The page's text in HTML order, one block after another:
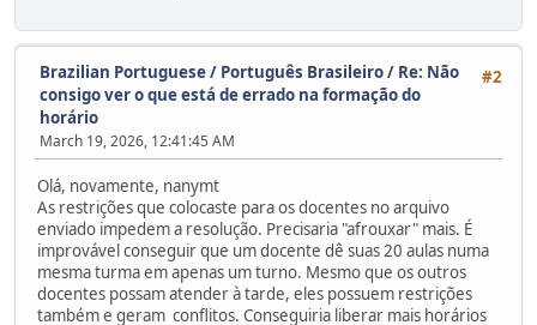
#2
Brazilian Portuguese / Português Brasileiro/ Re: Não
consigo ver o que está de errado na formação do
horário
March 19, 2026, 12:41:45 AM
Olá, novamente, nanymt
As restrições que colocaste para os docentes no arquivo
enviado impedem a resolução. Precisaria "afrouxar" mais. É
improvável conseguir que um docente dê suas 20 aulas numa
mesma turma em apenas um turno. Mesmo que os outros
docentes possam atender à tarde, eles possuem restrições
também e geram conflitos. Conseguiria liberar mais horários